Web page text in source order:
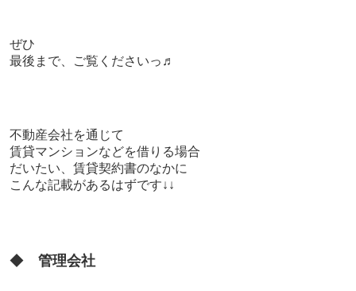
ぜひ
最後まで、ご覧くださいっ♬
不動産会社を通じて
賃貸マンションなどを借りる場合
だいたい、賃貸契約書のなかに
こんな記載があるはずです↓↓
◆ 管理会社